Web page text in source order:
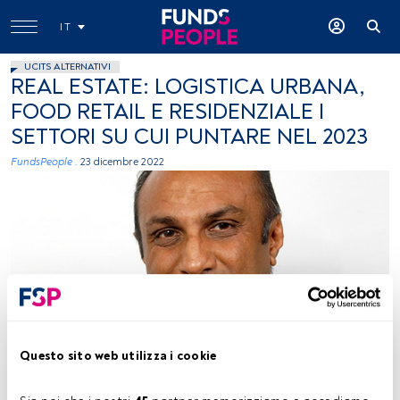
Questo sito web utilizza i cookie
IT
UCITS ALTERNATIVI
REAL ESTATE: LOGISTICA URBANA,
FOOD RETAIL E RESIDENZIALE I
SETTORI SU CUI PUNTARE NEL 2023
FundsPeople . 23 dicembre 2022
Tempo di lettura: